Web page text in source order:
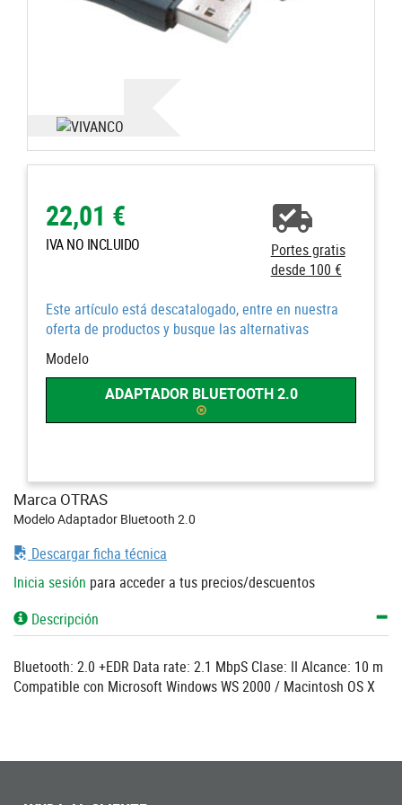
22,01 €
IVA NO INCLUIDO
Portes gratis
desde 100 €
Este artículo está descatalogado, entre en nuestra
oferta de productos y busque las alternativas
Modelo
ADAPTADOR BLUETOOTH 2.0
Marca OTRAS
Modelo Adaptador Bluetooth 2.0
Descargar ficha técnica
Inicia sesión para acceder a tus precios/descuentos
Descripción
Bluetooth: 2.0 +EDR Data rate: 2.1 MbpS Clase: II Alcance: 10 m
Compatible con Microsoft Windows WS 2000 / Macintosh OS X